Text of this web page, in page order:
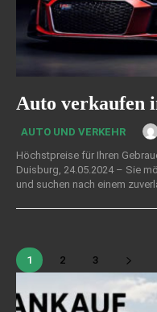
Auto verkaufen
AUTO UND VERKEHR
Höchstpreise für Ihren
Duisburg, 24.05.2024 – Sie
und suchen nach einem
1 2 3